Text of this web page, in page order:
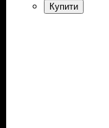
Купити